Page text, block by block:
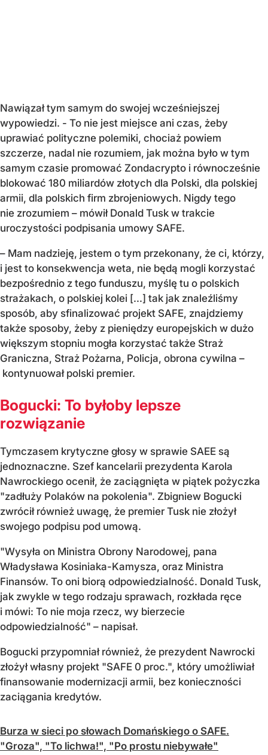
Nawiązał tym samym do swojej wcześniejszej
wypowiedzi. - To nie jest miejsce ani czas, żeby
uprawiać polityczne polemiki, chociaż powiem
szczerze, nadal nie rozumiem, jak można było w tym
samym czasie promować Zondacrypto i równocześnie
blokować 180 miliardów złotych dla Polski, dla polskiej
armii, dla polskich firm zbrojeniowych. Nigdy tego
nie zrozumiem – mówił Donald Tusk w trakcie
uroczystości podpisania umowy SAFE.
– Mam nadzieję, jestem o tym przekonany, że ci, którzy,
i jest to konsekwencja weta, nie będą mogli korzystać
bezpośrednio z tego funduszu, myślę tu o polskich
strażakach, o polskiej kolei [...] tak jak znaleźliśmy
sposób, aby sfinalizować projekt SAFE, znajdziemy
także sposoby, żeby z pieniędzy europejskich w dużo
większym stopniu mogła korzystać także Straż
Graniczna, Straż Pożarna, Policja, obrona cywilna –
kontynuował polski premier.
Bogucki: To byłoby lepsze
rozwiązanie
Tymczasem krytyczne głosy w sprawie SAEE są
jednoznaczne. Szef kancelarii prezydenta Karola
Nawrockiego ocenił, że zaciągnięta w piątek pożyczka
"zadłuży Polaków na pokolenia". Zbigniew Bogucki
zwrócił również uwagę, że premier Tusk nie złożył
swojego podpisu pod umową.
"Wysyła on Ministra Obrony Narodowej, pana
Władysława Kosiniaka-Kamysza, oraz Ministra
Finansów. To oni biorą odpowiedzialność. Donald Tusk,
jak zwykle w tego rodzaju sprawach, rozkłada ręce
i mówi: To nie moja rzecz, wy bierzecie
odpowiedzialność" – napisał.
Bogucki przypomniał również, że prezydent Nawrocki
złożył własny projekt "SAFE 0 proc.", który umożliwiał
finansowanie modernizacji armii, bez konieczności
zaciągania kredytów.
Burza w sieci po słowach Domańskiego o SAFE.
"Groza", "To lichwa!", "Po prostu niebywałe"